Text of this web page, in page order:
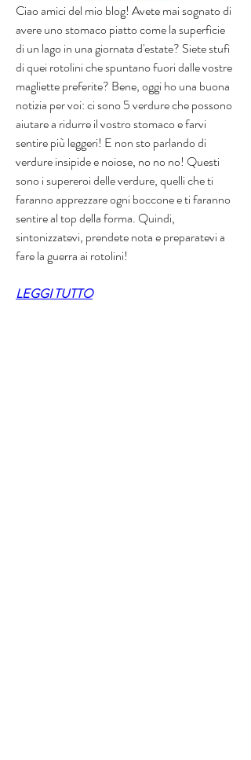
Ciao amici del mio blog! Avete mai sognato di
avere uno stomaco piatto come la superficie
di un lago in una giornata d'estate? Siete stufi
di quei rotolini che spuntano fuori dalle vostre
magliette preferite? Bene, oggi ho una buona
notizia per voi: ci sono 5 verdure che possono
aiutare a ridurre il vostro stomaco e farvi
sentire più leggeri! E non sto parlando di
verdure insipide e noiose, no no no! Questi
sono i supereroi delle verdure, quelli che ti
faranno apprezzare ogni boccone e ti faranno
sentire al top della forma. Quindi,
sintonizzatevi, prendete nota e preparatevi a
fare la guerra ai rotolini!
LEGGI TUTTO